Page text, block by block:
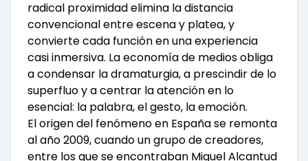
radical proximidad elimina la distancia
convencional entre escena y platea, y
convierte cada función en una experiencia
casi inmersiva. La economía de medios obliga
a condensar la dramaturgia, a prescindir de lo
superfluo y a centrar la atención en lo
esencial: la palabra, el gesto, la emoción.
El origen del fenómeno en España se remonta
al año 2009, cuando un grupo de creadores,
entre los que se encontraban Miguel Alcantud